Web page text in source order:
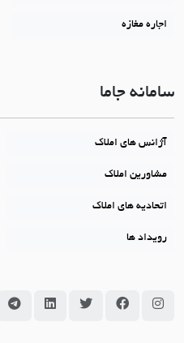
اجاره مغازه
سامانه جاما
آژانس های املاک
مشاورین املاک
اتحادیه های املاک
رویداد ها
سامانه جاما در اینستاگرام
سامانه جاما در فیسبوک
سامانه جاما در
سامانه